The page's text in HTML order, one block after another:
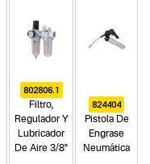
802806.1
Filtro,
Regulador Y
Lubricador
De Aire 3/8"
824404
Pistola De
Engrase
Neumática